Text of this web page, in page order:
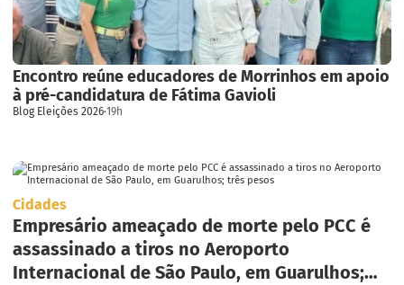
Encontro reúne educadores de Morrinhos em apoio
à pré-candidatura de Fátima Gavioli
Blog Eleições 2026·19h
Cidades
Empresário ameaçado de morte pelo PCC é
assassinado a tiros no Aeroporto
Internacional de São Paulo, em Guarulhos;